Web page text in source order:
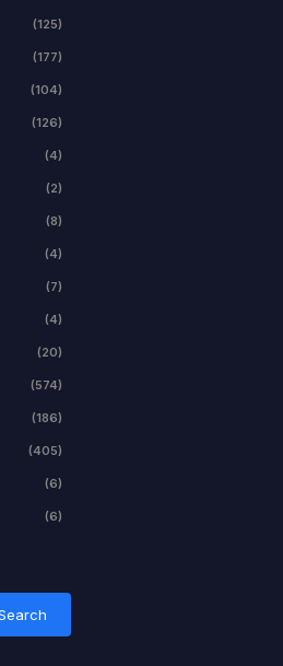
(125)
(177)
(104)
(126)
(4)
(2)
(8)
(4)
(7)
(4)
(20)
(574)
(186)
(405)
(6)
(6)